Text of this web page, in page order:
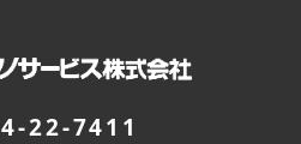
22-7411